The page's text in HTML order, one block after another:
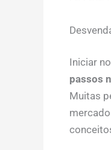
Iniciar
passos
Muitas